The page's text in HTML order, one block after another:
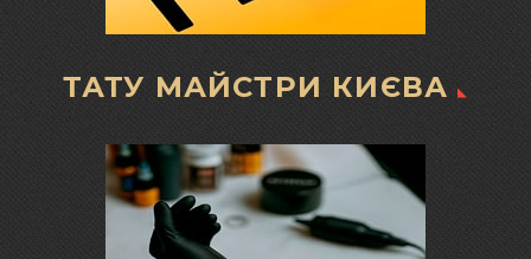
ТАТУ МАЙСТРИ КИЄВА